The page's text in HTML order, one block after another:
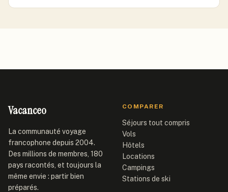
Vacanceo
La communauté voyage
francophone depuis 2004.
Des millions de membres, 180
pays racontés, et toujours la
même envie : partir bien
préparés.
COMPARER
Séjours tout compris
Vols
Hôtels
Locations
Campings
Stations de ski